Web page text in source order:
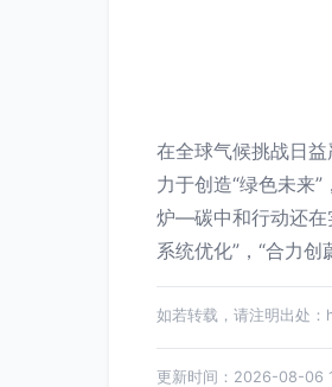
在全球气候挑战日
力于创造“绿色未来
炉—碳中和行动还在
系统优化”，“合力创
如若转载，请注明出处
更新时间：2026-08-06